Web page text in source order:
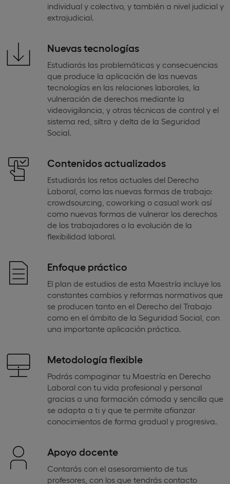
individual y colectivo, y también a nivel judicial y
extrajudicial.
Nuevas tecnologías
Estudiarás las problemáticas y consecuencias
que produce la aplicación de las nuevas
tecnologías en las relaciones laborales, la
vulneración de derechos mediante la
videovigilancia, y otras técnicas de control y el
sistema red, siltra y delta de la Seguridad
Social.
Contenidos actualizados
Estudiarás los retos actuales del Derecho
Laboral, como las nuevas formas de trabajo:
crowdsourcing, coworking o casual work así
como nuevas formas de vulnerar los derechos
de los trabajadores o la evolución de la
flexibilidad laboral.
Enfoque práctico
El plan de estudios de esta Maestría incluye los
constantes cambios y reformas normativos que
se producen tanto en el Derecho del Trabajo
como en el ámbito de la Seguridad Social, con
una importante aplicación práctica.
Metodología flexible
Podrás compaginar tu Maestría en Derecho
Laboral con tu vida profesional y personal
gracias a una formación cómoda y sencilla que
se adapta a ti y que te permite afianzar
conocimientos de forma gradual y progresiva.
Apoyo docente
Contarás con el asesoramiento de tus
profesores, con los que tendrás contacto